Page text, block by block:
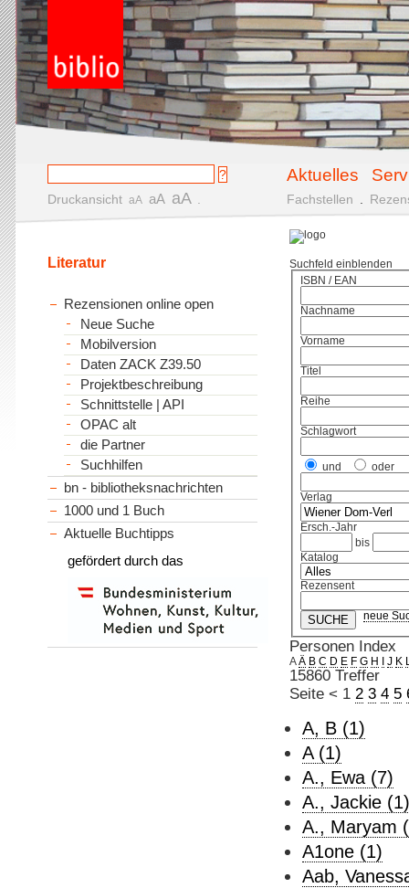
Aktuelles
Druckansicht aA aA aA Fachstellen
Suchfeld einblenden
ISBN / EAN
Nachname
Vorname
Titel
Reihe
Schlagwort
und oder
Verlag
Ersch.-Jahr
bis
Katalog
Rezensent
neue
Personen Index
A Ä B C D E F G H J K
15860 Treffer
Seite < 1 2 3 4 5
A, B (1)
A (1)
A., Ewa (7)
A., Jackie (1)
A., Maryam
A1one (1)
Aab,
Literatur
Rezensionen online open
Neue Suche
Mobilversion
Daten ZACK Z39.50
Projektbeschreibung
Schnittstelle | API
OPAC alt
die Partner
Suchhilfen
bn - bibliotheksnachrichten
1000 und 1 Buch
Aktuelle Buchtipps
gefördert durch das